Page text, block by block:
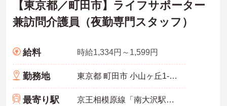
【東京都／町田市】ライフサポーター
兼訪問介護員（夜勤専門スタッフ）
給料 時給1,334円～1,599円
勤務地 東京都 町田市 小山ヶ丘1-11-8
最寄り駅 京王相模原線「南大沢駅」バス・車10分